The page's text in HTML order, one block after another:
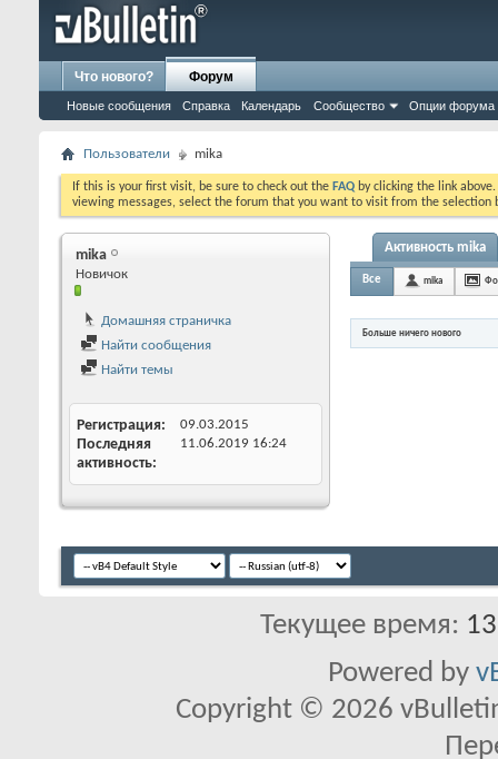
Что нового? Форум
Новые сообщения Справка Календарь Сообщество Опции форума
Пользователи mika
If this is your first visit, be sure to check out the FAQ by clicking the link
viewing messages, select the forum that you want to visit from the selection
mika
Новичок
Домашняя страничка
Найти сообщения
Найти темы
Регистрация 09.03.2015
Последняя
активность
11.06.2019 16:24
Активность mika
Все mika
Больше ничего нового
Текущее время:
Powered by
Copyright © 2026